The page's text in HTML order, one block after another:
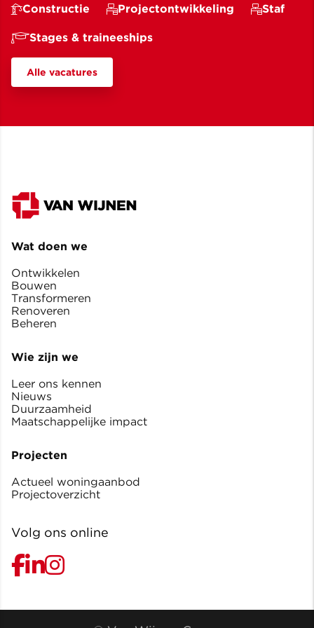
Constructie Projectontwikkeling Staf
Stages & traineeships
Alle vacatures
Wat doen we
Ontwikkelen
Bouwen
Transformeren
Renoveren
Beheren
Wie zijn we
Leer ons kennen
Nieuws
Duurzaamheid
Maatschappelijke impact
Projecten
Actueel woningaanbod
Projectoverzicht
Volg ons online